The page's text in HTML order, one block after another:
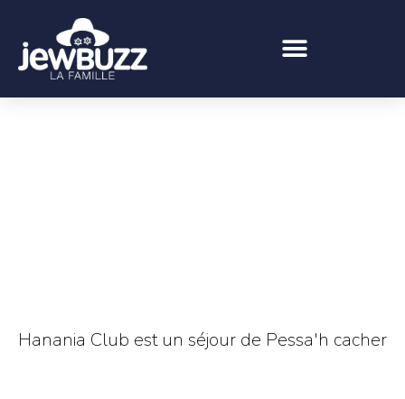
Hanania Club est un séjour de Pessa'h cacher